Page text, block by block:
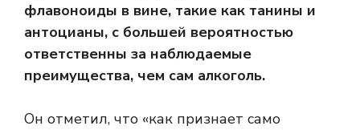
флавоноиды в вине, такие как танины и
антоцианы, с большей вероятностью
ответственны за наблюдаемые
преимущества, чем сам алкоголь.
Он отметил, что «как признает само